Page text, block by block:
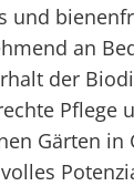
und
an
der
Pflege
Gärten in